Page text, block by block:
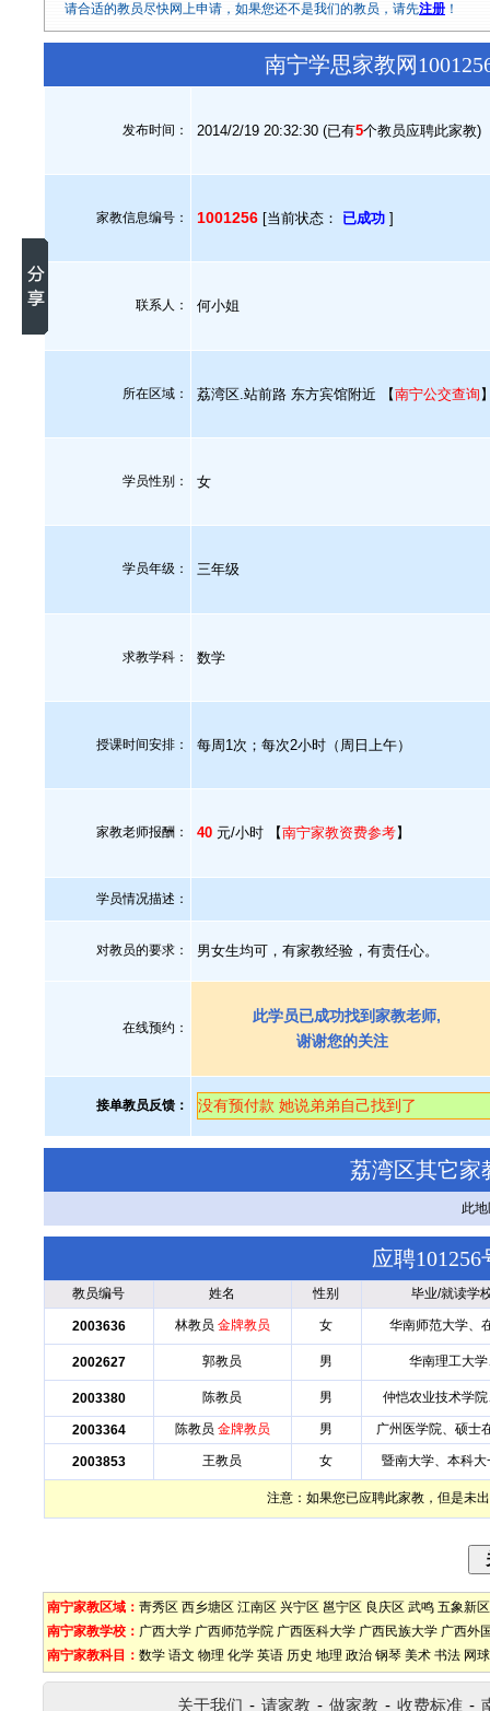
请合适的教员尽快网上申请，如果您还不是我们的教员，请先注册 ！
南宁学思家教网
发布时间： 2014/2/19 20:32:30 (已有5个教员应聘此家教)
家教信息编号： 1001256 [当前状态： 已成功 ]
联系人： 何小姐
所在区域： 荔湾区.站前路 东方宾馆附近 【南宁公交查询
学员性别： 女
学员年级： 三年级
求教学科： 数学
授课时间安排： 每周1次；每次2小时（周日上午）
家教老师报酬： 40 元/小时 【南宁家教资费参考】
学员情况描述：
对教员的要求： 男女生均可，有家教经验，有责任心。
在线预约：
此学员已成功找到家教老师,
谢谢您的关注
接单教员反馈： 没有预付款 她说弟弟自己找到了
荔湾区其它家
此
应聘
教员编号 姓名 性别 毕业/就读学
2003636 林教员 金牌教员 女 华南师范大学、
2002627 郭教员 男 华南理工大
2003380 陈教员 男 仲恺农业技术学
2003364 陈教员 金牌教员 男 广州医学院、硕士
2003853 王教员 女 暨南大学、本科
注意：如果您已应聘此家教，但是未
南宁家教区域： 靑秀区 西乡塘区 江南区 兴宁区 邕宁区 良庆区 武鸣 五象新区
南宁家教学校： 广西大学 广西师范学院 广西医科大学 广西民族大学 广西外
南宁家教科目： 数学 语文 物理 化学 英语 历史 地理 政治 钢琴 美术 书法 网球
关于我们 - 请家教 - 做家教 - 收费标准 -